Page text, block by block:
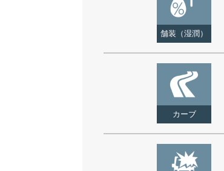
舗装（湿潤）
カーブ